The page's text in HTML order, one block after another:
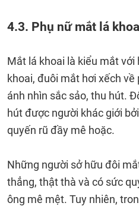
4.3. Phụ nữ mắt lá
Mắt lá khoai là kiểu mắt với
khoai, đuôi mắt hơi xếch
ánh nhìn sắc sảo, thu hút.
hút được người khác giới
quyến rũ đầy mê hoặc.
Những người sở hữu đôi
thẳng, thật thà và có sức
ông mê mệt. Tuy nhiên,